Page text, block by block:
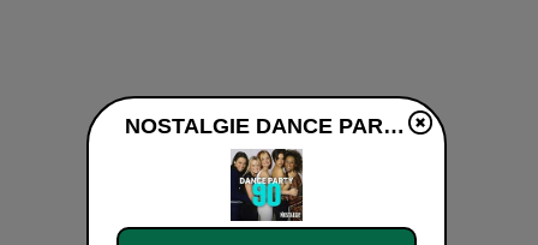
NOSTALGIE DANCE PARTY 90 en ligne